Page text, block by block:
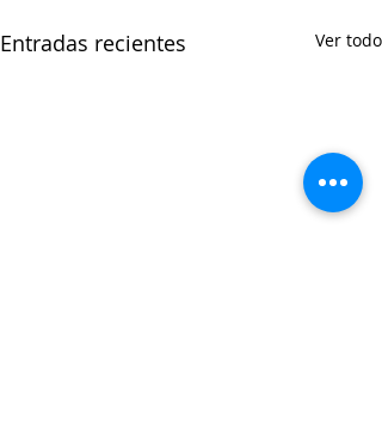
Entradas recientes Ver todo